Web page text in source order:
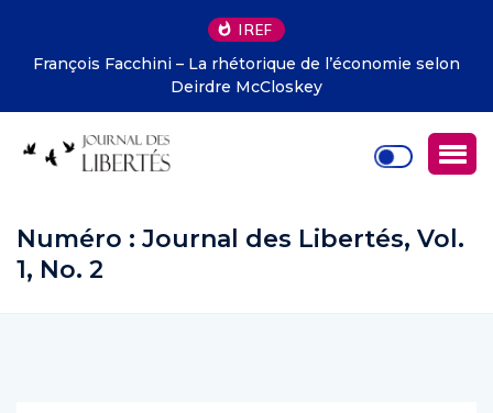
IREF
François Facchini – La rhétorique de l’économie selon
Deirdre McCloskey
Numéro : Journal des Libertés, Vol.
1, No. 2